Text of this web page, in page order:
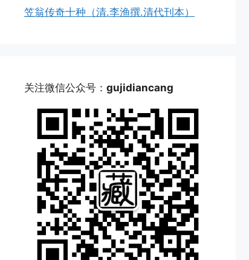
笠翁传奇十种（清.李渔撰.清代刊本）
关注微信公众号： gujidiancang